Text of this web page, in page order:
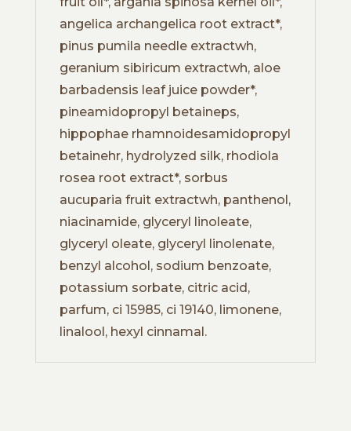
angelica archangelica root extract*,
pinus pumila needle extractwh,
geranium sibiricum extractwh, aloe
barbadensis leaf juice powder*,
pineamidopropyl betaineps,
hippophae rhamnoidesamidopropyl
betainehr, hydrolyzed silk, rhodiola
rosea root extract*, sorbus
aucuparia fruit extractwh, panthenol,
niacinamide, glyceryl linoleate,
glyceryl oleate, glyceryl linolenate,
benzyl alcohol, sodium benzoate,
potassium sorbate, citric acid,
parfum, ci 15985, ci 19140, limonene,
linalool, hexyl cinnamal.